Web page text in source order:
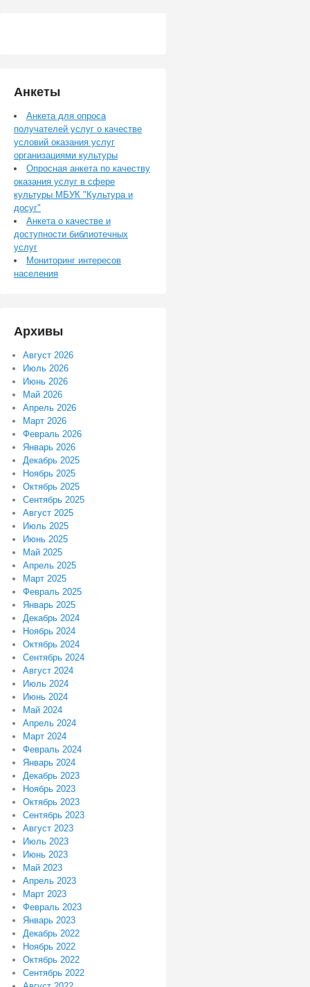
Анкеты
Анкета для опроса
получателей услуг о качестве
условий оказания услуг
организациями культуры
Опросная анкета по качеству
оказания услуг в сфере
культуры МБУК "Культура и
досуг"
Анкета о качестве и
доступности библиотечных
услуг
Мониторинг интересов
населения
Архивы
Август 2026
Июль 2026
Июнь 2026
Май 2026
Апрель 2026
Март 2026
Февраль 2026
Январь 2026
Декабрь 2025
Ноябрь 2025
Октябрь 2025
Сентябрь 2025
Август 2025
Июль 2025
Июнь 2025
Май 2025
Апрель 2025
Март 2025
Февраль 2025
Январь 2025
Декабрь 2024
Ноябрь 2024
Октябрь 2024
Сентябрь 2024
Август 2024
Июль 2024
Июнь 2024
Май 2024
Апрель 2024
Март 2024
Февраль 2024
Январь 2024
Декабрь 2023
Ноябрь 2023
Октябрь 2023
Сентябрь 2023
Август 2023
Июль 2023
Июнь 2023
Май 2023
Апрель 2023
Март 2023
Февраль 2023
Январь 2023
Декабрь 2022
Ноябрь 2022
Октябрь 2022
Сентябрь 2022